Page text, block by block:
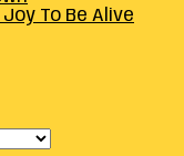
Joy To Be Alive